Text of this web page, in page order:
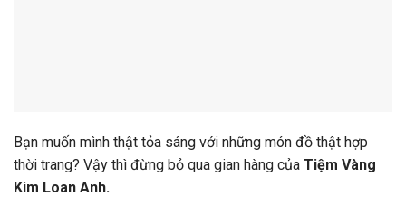
Bạn muốn mình thật tỏa sáng với những món đồ thật hợp
thời trang? Vậy thì đừng bỏ qua gian hàng của Tiệm Vàng
Kim Loan Anh.